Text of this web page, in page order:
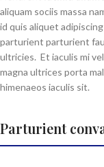
aliquam sociis massa
id quis aliquet
parturient parturient
ultricies. Et iaculis mi
magna ultrices porta
himenaeos iaculis sit.
Parturient